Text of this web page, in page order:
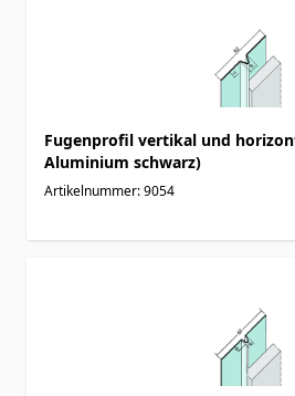
Fugenprofil vertikal und
Aluminium schwarz)
Artikelnummer: 9054